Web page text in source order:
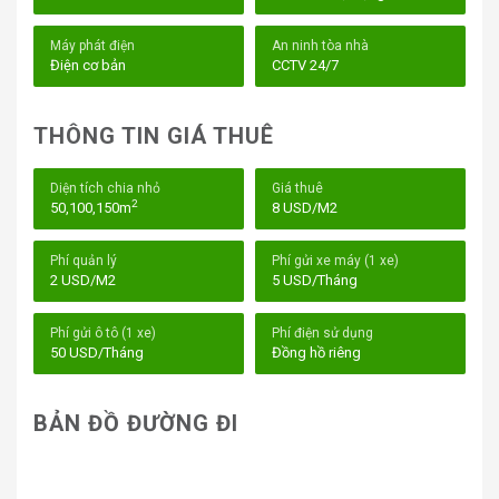
Hòa, Phường 12, Quận Tân Bình
Vị trí của tòa nhà PHL Buildingcó thể nói là một trong
lý tưởng cho các doanh nghiệp. Được tọa lạc tại đường
trong khu vực chiến lược với kết nối giao thông thuận
tiện, đặc biệt gần sân bay quốc tếTân Sơn Nhất
ngõ quan trọng của thành phố.
Máy phát điện
Điện cơ bản
An ninh tòa nhà
CCTV 24/7
THÔNG TIN GIÁ THUÊ
Diện tích chia nhỏ
50,100,150m2
Giá thuê
8 USD/M2
Phí quản lý
2 USD/M2
Phí gửi xe máy (1 xe)
5 USD/Tháng
Phí gửi ô tô (1 xe)
50 USD/Tháng
Phí điện sử dụng
Đồng hồ riêng
BẢN ĐỒ ĐƯỜNG ĐI